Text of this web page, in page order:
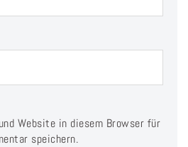
Website in diesem Browser für
speichern.